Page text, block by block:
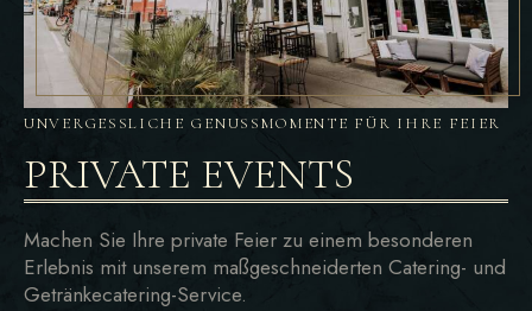
UNVERGESSLICHE GENUSSMOMENTE FÜR IHRE FEIER
PRIVATE EVENTS
Machen Sie Ihre private Feier zu einem besonderen
Erlebnis mit unserem maßgeschneiderten Catering- und
Getränkecatering-Service.